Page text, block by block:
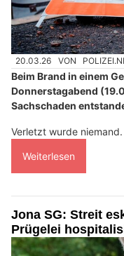
20.03.26 VON
Beim Brand in einem
Donnerstagabend
Sachschaden
Verletzt wurde niemand.
Weiterlesen
Jona SG: Streit
Prügelei